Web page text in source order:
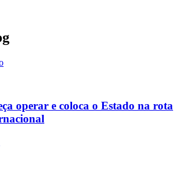
operar e coloca o Estado na rota